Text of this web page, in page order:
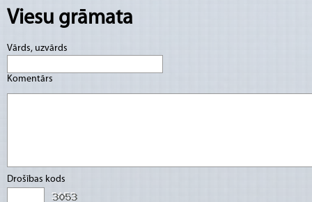
ķieģeļu katoļu baznīcas majestātiskie torņi.
kreisajā pusē “Latgales dārzu”
Desetnīku kapos atdusas 19. gs. dzejnieks,
Pīters Miglinīks, tautas dziesminieks un
Jurdžs, dzejnieks Pīters Jurciņš (populārās
deputātam, Satiksmes ministram Antonam
“Pauguriem” metālkalēja Ļubkas darbnīcu,
Viesu grāmata
Vārds, uzvārds
Komentārs
Drošības kods